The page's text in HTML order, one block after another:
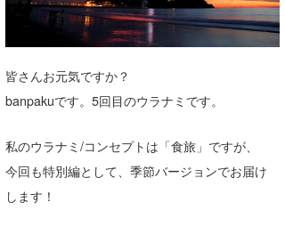
皆さんお元気ですか？
banpakuです。5回目のウラナミです。
私のウラナミ/コンセプトは「食旅」ですが、
今回も特別編として、季節バージョンでお届け
します！
Core Surf Japan
mitsuteru Kamio
Yasunari Inoue
SURFMEDIA
Colors MAGAZINE
波伝説アンバサダー/プロライダー
福島寿実子
波伝説スタッフ